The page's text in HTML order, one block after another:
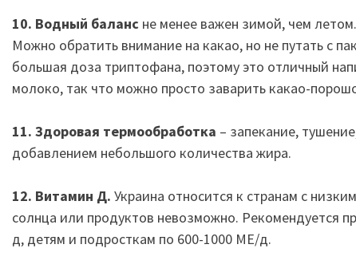
10. Водный баланс не менее важен зимой, чем
Можно обратить внимание на какао, но не путать с
большая доза триптофана, поэтому это отличный
молоко, так что можно просто заварить какао-
11. Здоровая термообработка – запекание,
добавлением небольшого количества жира.
12. Витамин Д. Украина относится к странам с
солнца или продуктов невозможно. Рекомендуется
д, детям и подросткам по 600-1000 МЕ/д.